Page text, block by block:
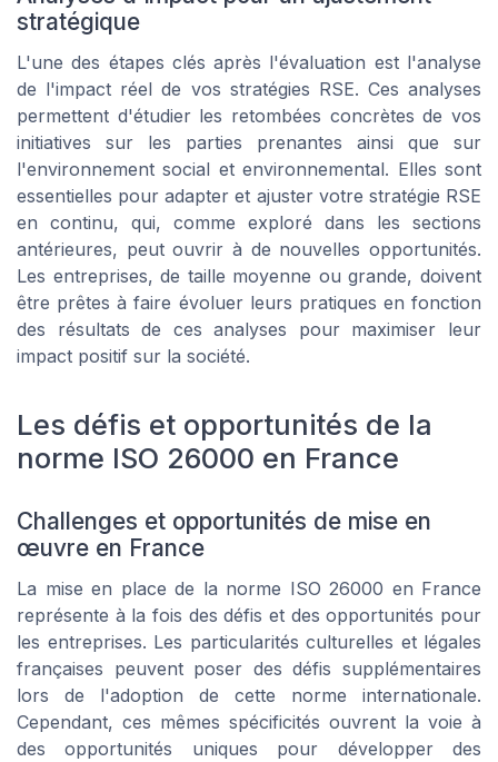
stratégique
L'une des étapes clés après l'évaluation est l'analyse
de l'impact réel de vos stratégies RSE. Ces analyses
permettent d'étudier les retombées concrètes de vos
initiatives sur les parties prenantes ainsi que sur
l'environnement social et environnemental. Elles sont
essentielles pour adapter et ajuster votre stratégie RSE
en continu, qui, comme exploré dans les sections
antérieures, peut ouvrir à de nouvelles opportunités.
Les entreprises, de taille moyenne ou grande, doivent
être prêtes à faire évoluer leurs pratiques en fonction
des résultats de ces analyses pour maximiser leur
impact positif sur la société.
Les défis et opportunités de la
norme ISO 26000 en France
Challenges et opportunités de mise en
œuvre en France
La mise en place de la norme ISO 26000 en France
représente à la fois des défis et des opportunités pour
les entreprises. Les particularités culturelles et légales
françaises peuvent poser des défis supplémentaires
lors de l'adoption de cette norme internationale.
Cependant, ces mêmes spécificités ouvrent la voie à
des opportunités uniques pour développer des